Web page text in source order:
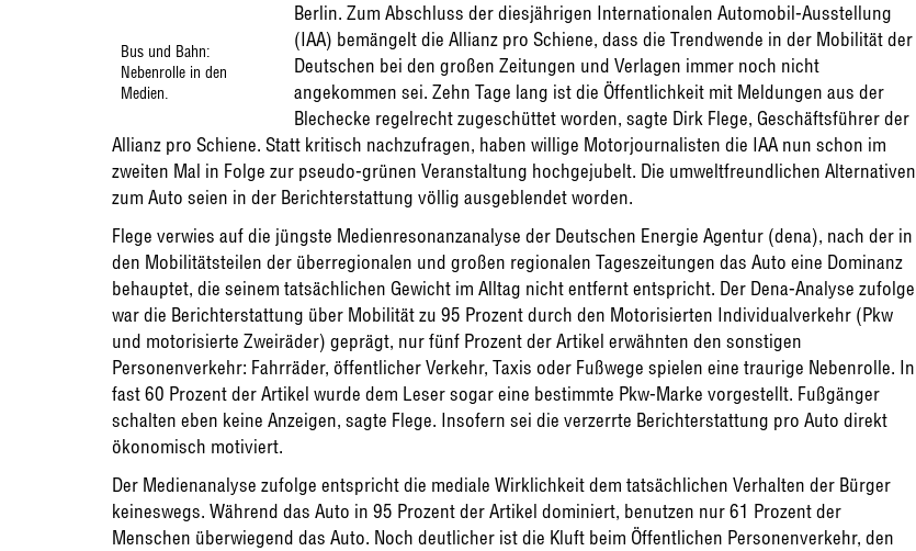
Bus und Bahn:
Nebenrolle in den
Medien.
Berlin. Zum Abschluss der diesjährigen Internationalen Automobil-Ausstellung
(IAA) bemängelt die Allianz pro Schiene, dass die Trendwende in der Mobilität der
Deutschen bei den großen Zeitungen und Verlagen immer noch nicht
angekommen sei. Zehn Tage lang ist die Öffentlichkeit mit Meldungen aus der
Blechecke regelrecht zugeschüttet worden, sagte Dirk Flege, Geschäftsführer der
Allianz pro Schiene. Statt kritisch nachzufragen, haben willige Motorjournalisten die IAA nun schon im
zweiten Mal in Folge zur pseudo-grünen Veranstaltung hochgejubelt. Die umweltfreundlichen Alternativen
zum Auto seien in der Berichterstattung völlig ausgeblendet worden.
Flege verwies auf die jüngste Medienresonanzanalyse der Deutschen Energie Agentur (dena), nach der in
den Mobilitätsteilen der überregionalen und großen regionalen Tageszeitungen das Auto eine Dominanz
behauptet, die seinem tatsächlichen Gewicht im Alltag nicht entfernt entspricht. Der Dena-Analyse zufolge
war die Berichterstattung über Mobilität zu 95 Prozent durch den Motorisierten Individualverkehr (Pkw
und motorisierte Zweiräder) geprägt, nur fünf Prozent der Artikel erwähnten den sonstigen
Personenverkehr: Fahrräder, öffentlicher Verkehr, Taxis oder Fußwege spielen eine traurige Nebenrolle. In
fast 60 Prozent der Artikel wurde dem Leser sogar eine bestimmte Pkw-Marke vorgestellt. Fußgänger
schalten eben keine Anzeigen, sagte Flege. Insofern sei die verzerrte Berichterstattung pro Auto direkt
ökonomisch motiviert.
Der Medienanalyse zufolge entspricht die mediale Wirklichkeit dem tatsächlichen Verhalten der Bürger
keineswegs. Während das Auto in 95 Prozent der Artikel dominiert, benutzen nur 61 Prozent der
Menschen überwiegend das Auto. Noch deutlicher ist die Kluft beim Öffentlichen Personenverkehr, den